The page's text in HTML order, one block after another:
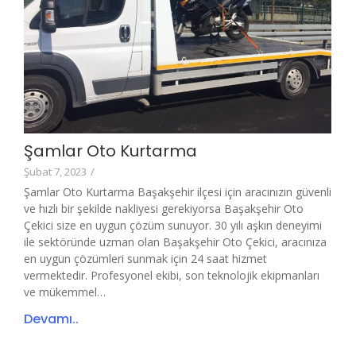
Şamlar Oto Kurtarma
Şubat 7, 2023 /
Şamlar Oto Kurtarma Başakşehir ilçesi için aracınızın güvenli
ve hızlı bir şekilde nakliyesi gerekiyorsa Başakşehir Oto
Çekici size en uygun çözüm sunuyor. 30 yılı aşkın deneyimi
ile sektöründe uzman olan Başakşehir Oto Çekici, aracınıza
en uygun çözümleri sunmak için 24 saat hizmet
vermektedir. Profesyonel ekibi, son teknolojik ekipmanları
ve mükemmel…
Devamı..